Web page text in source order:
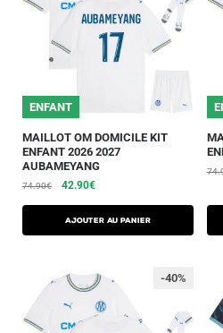
ENFANT
MAILLOT OM DOMICILE KIT
ENFANT 2026 2027
AUBAMEYANG
74.90€ 42.90€
AJOUTER AU PANIER
-40%